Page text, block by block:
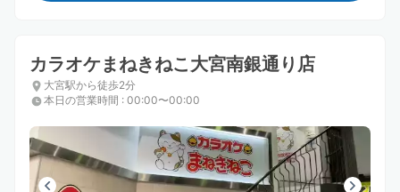
カラオケまねきねこ大宮南銀通り店
大宮駅から徒歩2分
本日の営業時間 : 00:00〜00:00